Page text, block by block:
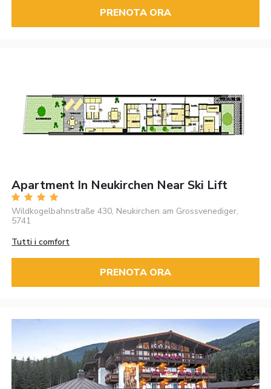
PRENOTA ORA
Apartment In Neukirchen Near Ski Lift
Wildkogelbahnstraße 430, Neukirchen am Grossvenediger,
5741
Tutti i comfort
PRENOTA ORA